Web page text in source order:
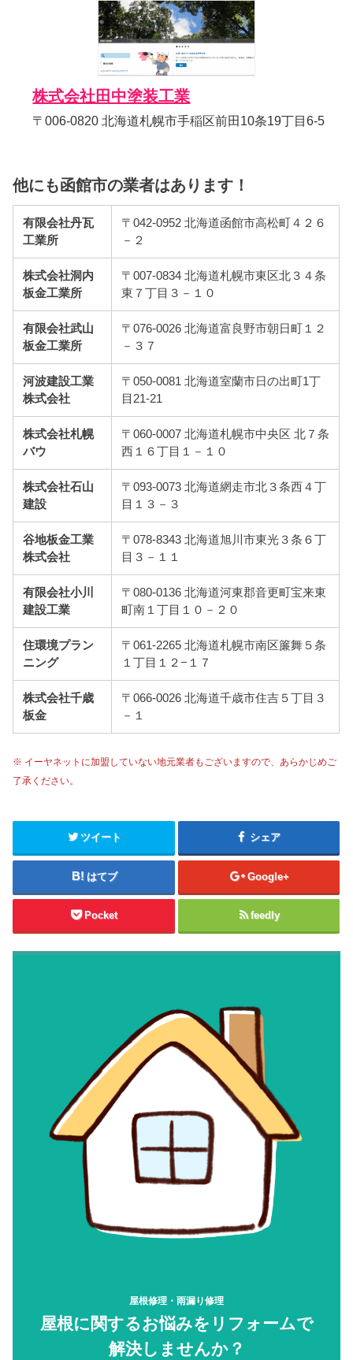
株式会社田中塗装工業
〒006-0820 北海道札幌市手稲区前田10条19丁目6-5
他にも函館市の業者はあります！
有限会社丹瓦
工業所
〒042-0952 北海道函館市高松町４２６
－２
株式会社洞内
板金工業所
〒007-0834 北海道札幌市東区北３４条
東７丁目３－１０
有限会社武山
板金工業所
〒076-0026 北海道富良野市朝日町１２
－３７
河波建設工業
株式会社
〒050-0081 北海道室蘭市日の出町1丁
目21-21
株式会社札幌
バウ
〒060-0007 北海道札幌市中央区 北７条
西１６丁目１－１０
株式会社石山
建設
〒093-0073 北海道網走市北３条西４丁
目１３－３
谷地板金工業
株式会社
〒078-8343 北海道旭川市東光３条６丁
目３－１１
有限会社小川
建設工業
〒080-0136 北海道河東郡音更町宝来東
町南１丁目１０－２０
住環境プラン
ニング
〒061-2265 北海道札幌市南区簾舞５条
１丁目１２−１７
株式会社千歳
板金
〒066-0026 北海道千歳市住吉５丁目３
－１
※ イーヤネットに加盟していない地元業者もございますので、あらかじめご
了承ください。
ツイート シェア
はてブ Google+
Pocket feedly
屋根修理・雨漏り修理
屋根に関するお悩みをリフォームで
解決しませんか？